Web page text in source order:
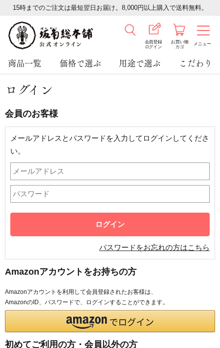
15時までのご注文は最短翌日お届け。8,000円以上購入で送料無料。
会員登録
ログイン
お買い物
カゴ
メニュー
商品一覧 価格で選ぶ 用途で選ぶ こだわり
ログイン
会員のお客様
メールアドレスとパスワードを入力してログインしてくださ
い。
パスワードをお忘れの方はこちら
Amazonアカウントをお持ちの方
Amazonアカウントを利用して会員登録されたお客様は、
AmazonのID、パスワードで、ログインすることができます。
初めてご利用の方・会員以外の方